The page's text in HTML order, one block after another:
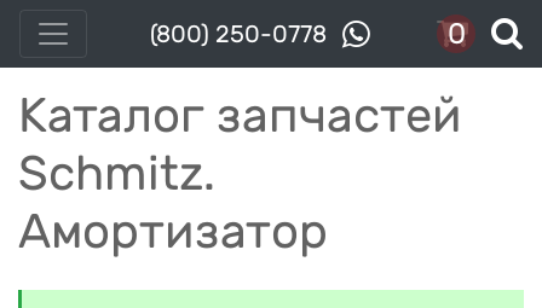
(800) 250-0778 0
Каталог запчастей
Schmitz.
Амортизатор